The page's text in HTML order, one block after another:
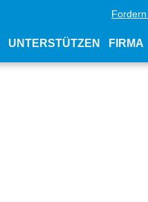
UNTERSTÜTZEN FIRMA